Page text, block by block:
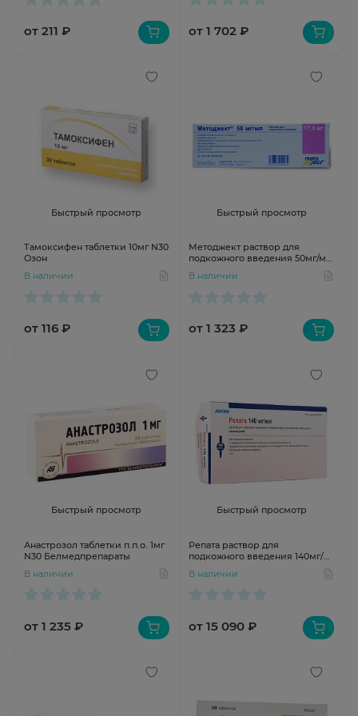
от 211 ₽ от 1 702 ₽
Быстрый просмотр
Тамоксифен таблетки 10мг N30
Озон
В наличии
от 116 ₽
Быстрый просмотр
Методжект раствор для
подкожного введения 50мг/мл
В наличии
от 1 323 ₽
Быстрый просмотр
Анастрозол таблетки п.п.о. 1мг
N30 Белмедпрепараты
В наличии
от 1 235 ₽
Быстрый просмотр
Репата раствор для
подкожного введения 140мг/
В наличии
от 15 090 ₽